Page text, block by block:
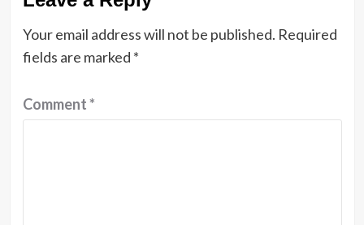
Your email address will not be published. Required
fields are marked *
Comment*